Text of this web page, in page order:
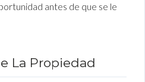
antes de que se le
La Propiedad